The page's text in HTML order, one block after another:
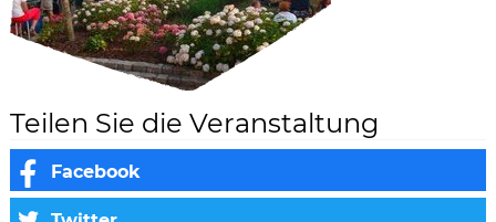
Teilen Sie die Veranstaltung